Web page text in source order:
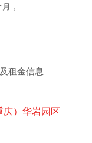
，
月；
司可享受补贴，补贴
日常清洁配置。
租金信息
庆）华岩园区